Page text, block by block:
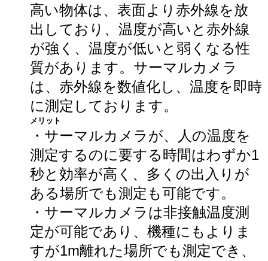
高い物体は、表面より赤外線を放
出しており、温度が高いと赤外線
が強く、温度が低いと弱くなる性
質があります。サーマルカメラ
は、赤外線を数値化し、温度を即時
に測定しております。
メリット
・サーマルカメラが、人の温度を
測定するのに要する時間はわずか1
秒と効率が高く、多くの出入りが
ある場所でも測定も可能です。
・サーマルカメラは非接触温度測
定が可能であり、機種にもよりま
すが1m離れた場所でも測定でき、